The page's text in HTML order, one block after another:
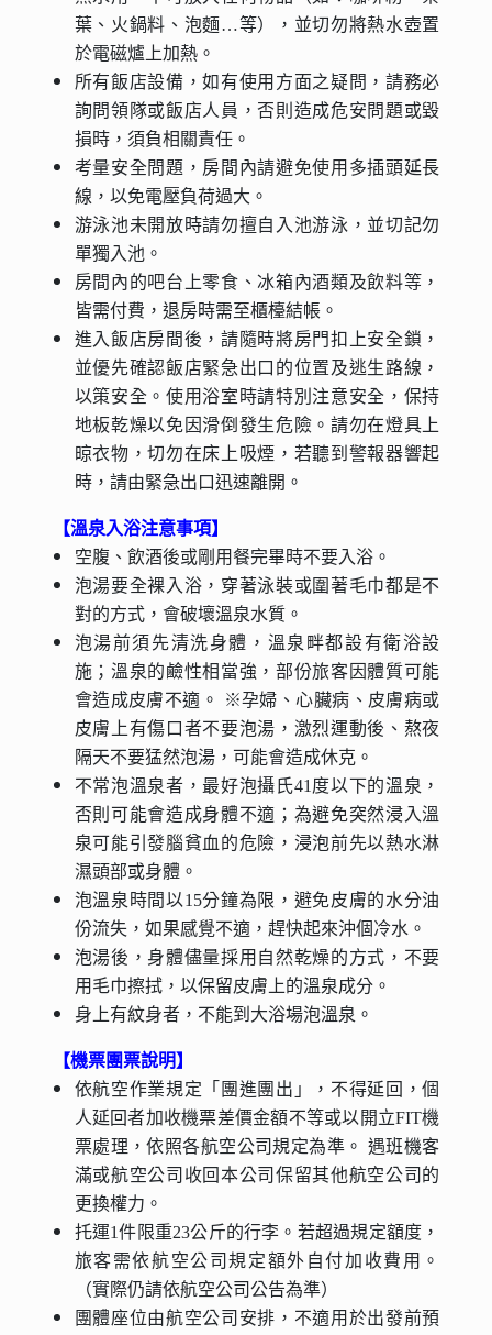
葉、火鍋料、泡麵…等），並切勿將熱水壺置
於電磁爐上加熱。
所有飯店設備，如有使用方面之疑問，請務必
詢問領隊或飯店人員，否則造成危安問題或毀
損時，須負相關責任。
考量安全問題，房間內請避免使用多插頭延長
線，以免電壓負荷過大。
游泳池未開放時請勿擅自入池游泳，並切記勿
單獨入池。
房間內的吧台上零食、冰箱內酒類及飲料等，
皆需付費，退房時需至櫃檯結帳。
進入飯店房間後，請隨時將房門扣上安全鎖，
並優先確認飯店緊急出口的位置及逃生路線，
以策安全。使用浴室時請特別注意安全，保持
地板乾燥以免因滑倒發生危險。請勿在燈具上
晾衣物，切勿在床上吸煙，若聽到警報器響起
時，請由緊急出口迅速離開。
【溫泉入浴注意事項】
空腹、飲酒後或剛用餐完畢時不要入浴。
泡湯要全裸入浴，穿著泳裝或圍著毛巾都是不
對的方式，會破壞溫泉水質。
泡湯前須先清洗身體，溫泉畔都設有衛浴設
施；溫泉的鹼性相當強，部份旅客因體質可能
會造成皮膚不適。 ※孕婦、心臟病、皮膚病或
皮膚上有傷口者不要泡湯，激烈運動後、熬夜
隔天不要猛然泡湯，可能會造成休克。
不常泡溫泉者，最好泡攝氏41度以下的溫泉，
否則可能會造成身體不適；為避免突然浸入溫
泉可能引發腦貧血的危險，浸泡前先以熱水淋
濕頭部或身體。
泡溫泉時間以15分鐘為限，避免皮膚的水分油
份流失，如果感覺不適，趕快起來沖個冷水。
泡湯後，身體儘量採用自然乾燥的方式，不要
用毛巾擦拭，以保留皮膚上的溫泉成分。
身上有紋身者，不能到大浴場泡溫泉。
【機票團票說明】
依航空作業規定「團進團出」，不得延回，個
人延回者加收機票差價金額不等或以開立FIT機
票處理，依照各航空公司規定為準。 遇班機客
滿或航空公司收回本公司保留其他航空公司的
更換權力。
托運1件限重23公斤的行李。若超過規定額度，
旅客需依航空公司規定額外自付加收費用。
（實際仍請依航空公司公告為準）
團體座位由航空公司安排，不適用於出發前預